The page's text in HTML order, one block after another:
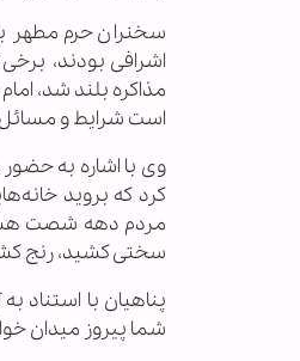
سخنران حرم مطهر
اشرافی بودند،
مذاکره بلند شد،
است شرایط و مسائل
وی با اشاره به
کرد که بروید
مردم دهه شصت
سختی کشید، رنج
پناهیان با استناد
شما پیروز میدان